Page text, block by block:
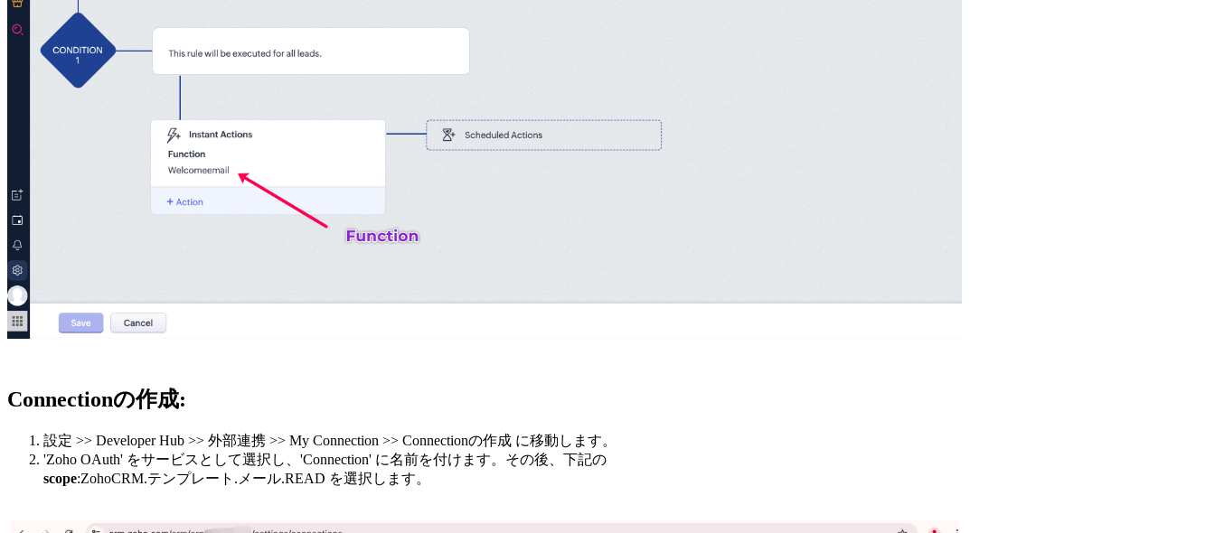
Connectionの作成:
設定 >> Developer Hub >> 外部連携 >> My Connection >> Connectionの作成 に移動します。
'Zoho OAuth' をサービスとして選択し、'Connection' に名前を付けます。その後、下記の
scope:ZohoCRM.テンプレート.メール.READ を選択します。